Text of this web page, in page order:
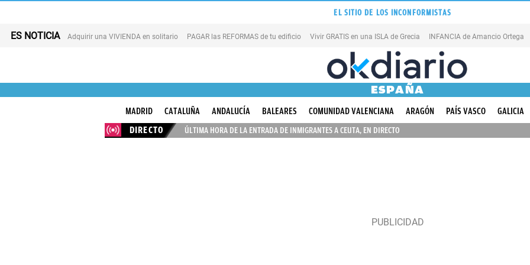
EL SITIO DE LOS INCONFORMISTAS
ES NOTICIA Adquirir una VIVIENDA en solitario PAGAR las REFORMAS de tu edificio Vivir GRATIS en una ISLA de Grecia INFANCIA de Amancio Ortega
ESPAÑA
MADRID CATALUÑA ANDALUCÍA BALEARES COMUNIDAD VALENCIANA ARAGÓN PAÍS VASCO GALICIA
DIRECTO
ÚLTIMA HORA DE LA ENTRADA DE INMIGRANTES A CEUTA, EN DIRECTO